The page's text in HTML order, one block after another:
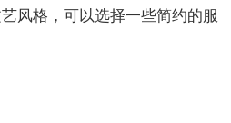
风格，可以选择一些简约的服